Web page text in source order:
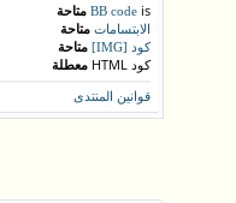
BB code is متاحة
الابتسامات متاحة
كود [IMG]
متاحة
كود HTML
معطلة
قوانين المنتدى